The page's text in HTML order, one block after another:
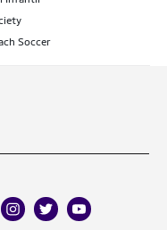
Soccer
instagram
twitteryoutube